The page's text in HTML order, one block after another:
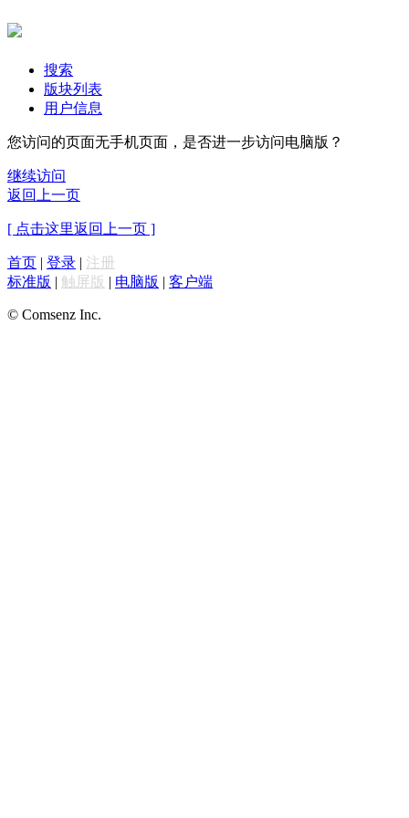
搜索
版块列表
用户信息
您访问的页面无手机页面，是否进一步访问电脑版？
继续访问
返回上一页
[ 点击这里返回上一页 ]
首页 | 登录 | 注册
标准版 | 触屏版 | 电脑版 | 客户端
© Comsenz Inc.